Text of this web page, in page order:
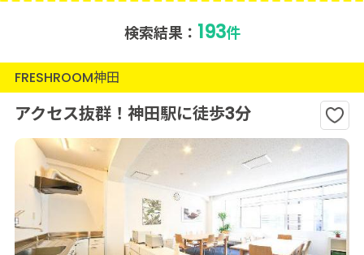
検索結果： 193件
FRESHROOM神田
アクセス抜群！神田駅に徒歩3分